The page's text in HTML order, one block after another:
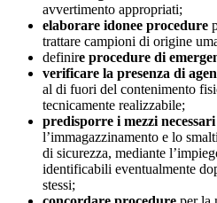
avvertimento appropriati;
elaborare idonee procedure
trattare campioni di origine
definire procedure di
verificare la presenza di
al di fuori del contenimento
tecnicamente realizzabile;
predisporre i mezzi necessari
l’immagazzinamento e lo
di sicurezza, mediante
identificabili eventualmente
stessi;